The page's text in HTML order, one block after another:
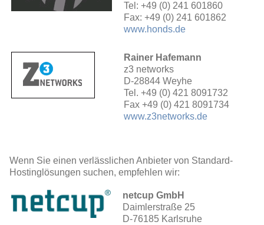
Tel: +49 (0) 241 601860
Fax: +49 (0) 241 601862
www.honds.de
Rainer Hafemann
z3 networks
D-28844 Weyhe
Tel. +49 (0) 421 8091732
Fax +49 (0) 421 8091734
www.z3networks.de
Wenn Sie einen verlässlichen Anbieter von Standard-
Hostinglösungen suchen, empfehlen wir:
netcup GmbH
Daimlerstraße 25
D-76185 Karlsruhe